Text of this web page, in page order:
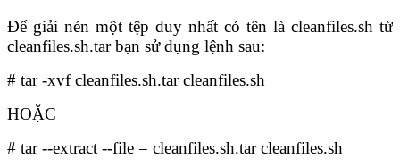
Để giải nén một tệp duy nhất có tên là cleanfiles.sh từ
cleanfiles.sh.tar bạn sử dụng lệnh sau:
# tar -xvf cleanfiles.sh.tar cleanfiles.sh
HOẶC
# tar --extract --file = cleanfiles.sh.tar cleanfiles.sh